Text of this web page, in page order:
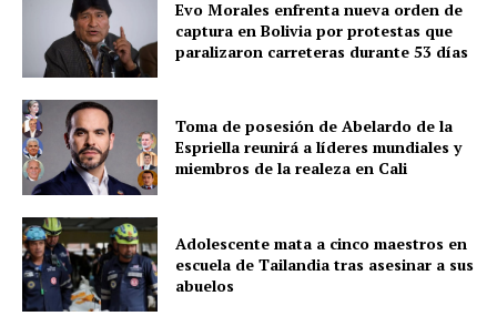
Evo Morales enfrenta nueva orden de
captura en Bolivia por protestas que
paralizaron carreteras durante 53 días
Toma de posesión de Abelardo de la
Espriella reunirá a líderes mundiales y
miembros de la realeza en Cali
Adolescente mata a cinco maestros en
escuela de Tailandia tras asesinar a sus
abuelos